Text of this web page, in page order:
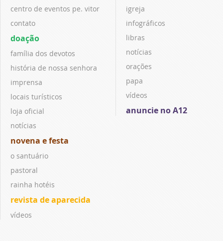
centro de eventos pe. vitor
contato
doação
família dos devotos
história de nossa senhora
imprensa
locais turísticos
loja oficial
notícias
novena e festa
o santuário
pastoral
rainha hotéis
revista de aparecida
vídeos
igreja
infográficos
libras
notícias
orações
papa
vídeos
anuncie no A12